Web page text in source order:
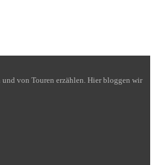
von Touren erzählen. Hier bloggen wir